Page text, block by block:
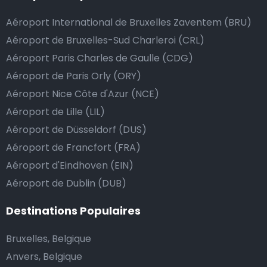
rapide possible. Si notre service répond ou même
dépasse vos attentes, vous avez bien sûr la possibilité
de donner un pourboire.
La manière la plus simple pour ce faire est d’arrondir
le prix de la course au montant supérieur, ou de dire
au chauffeur de ne pas rendre la monnaie après lui
avoir donné un billet plus élevé que le prix de la
course.
Combien coûte une navette d’aéroport à Ros
d’aéroport proposés par Airport Taxis est un tarif fixe
pour votre navette.
Aéroport International de Bruxelles Zaventem (BRU)
Aéroport de Bruxelles-Sud Charleroi (CRL)
Aéroport Paris Charles de Gaulle (CDG)
Aéroport de Paris Orly (ORY)
Aéroport Nice Côte d'Azur (NCE)
Aéroport de Lille (LIL)
Aéroport de Düsseldorf (DUS)
Aéroport de Francfort (FRA)
Aéroport d'Eindhoven (EIN)
Aéroport de Dublin (DUB)
Destinations Populaires
Bruxelles, Belgique
Anvers, Belgique